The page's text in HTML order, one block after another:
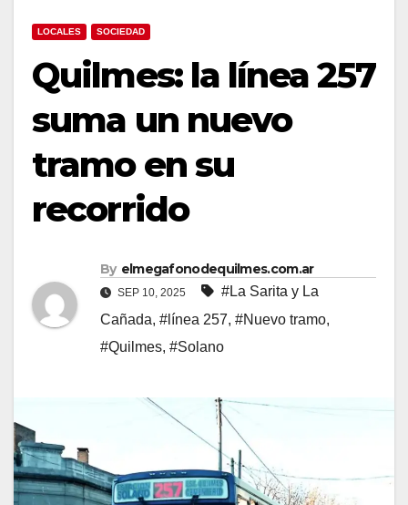
LOCALES SOCIEDAD
Quilmes: la línea 257
suma un nuevo
tramo en su
recorrido
By elmegafonodequilmes.com.ar
SEP 10, 2025
#La Sarita y La
Cañada, #línea 257, #Nuevo tramo,
#Quilmes, #Solano